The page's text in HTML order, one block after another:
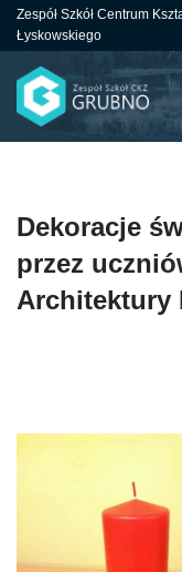
do
treści
Zespół Szkół Centrum
Łyskowskiego
Dekoracje
przez
Architektury